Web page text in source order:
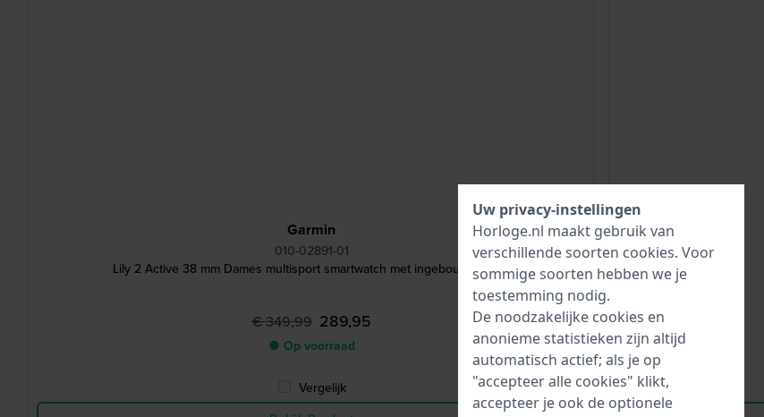
Garmin
010-02891-01
Lily 2 Active 38 mm Dames multisport smartwatch met ingebouwde GPS
€ 349,99 289,95
● Op voorraad
Vergelijk
Uw privacy-instellingen
Horloge.nl maakt gebruik van
verschillende soorten cookies. Voor
sommige soorten hebben we je
toestemming nodig.
De noodzakelijke cookies en
anonieme statistieken zijn altijd
automatisch actief; als je op
"accepteer alle cookies" klikt,
accepteer je ook de optionele